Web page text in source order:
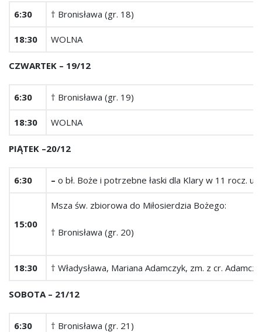
6:30 † Bronisława (gr. 18)
18:30 WOLNA
CZWARTEK ­– 19/12
6:30 † Bronisława (gr. 19)
18:30 WOLNA
PIĄTEK –20/12
6:30 – o bł. Boże i potrzebne łaski dla Klary w 11 rocz.
15:00
Msza św. zbiorowa do Miłosierdzia Bożego:
† Bronisława (gr. 20)
18:30 † Władysława, Mariana Adamczyk, zm. z cr.
SOBOTA – 21/12
6:30 † Bronisława (gr. 21)